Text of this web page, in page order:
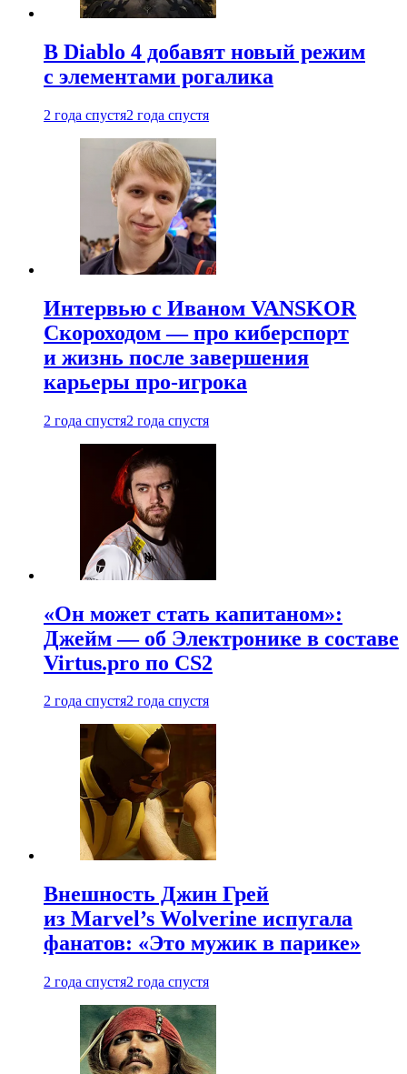
В Diablo 4 добавят новый режим
с элементами рогалика
2 года спустя2 года спустя
Интервью с Иваном VANSKOR
Скороходом — про киберспорт
и жизнь после завершения
карьеры про-игрока
2 года спустя2 года спустя
«Он может стать капитаном»:
Джейм — об Электронике в составе
Virtus.pro по CS2
2 года спустя2 года спустя
Внешность Джин Грей
из Marvel’s Wolverine испугала
фанатов: «Это мужик в парике»
2 года спустя2 года спустя